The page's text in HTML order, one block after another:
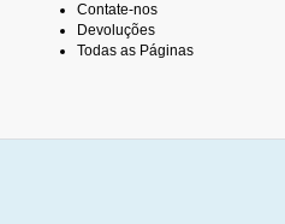
Contate-nos
Devoluções
Todas as Páginas